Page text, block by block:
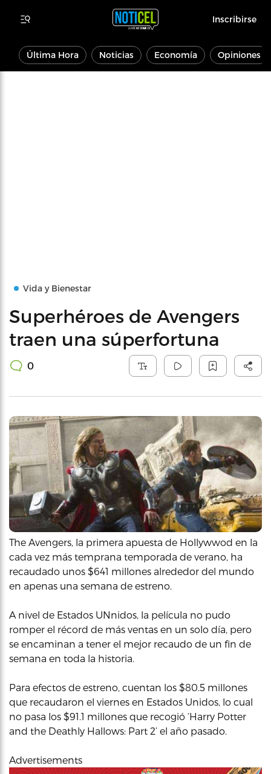
Inscribirse
Última Hora Noticias Economía Opiniones
Vida y Bienestar
Superhéroes de Avengers
traen una súperfortuna
0
The Avengers, la primera apuesta de Hollywwod en la
cada vez más temprana temporada de verano, ha
recaudado unos $641 millones alrededor del mundo
en apenas una semana de estreno.
A nivel de Estados UNnidos, la película no pudo
romper el récord de más ventas en un solo día, pero
se encaminan a tener el mejor recaudo de un fin de
semana en toda la historia.
Para efectos de estreno, cuentan los $80.5 millones
que recaudaron el viernes en Estados Unidos, lo cual
no pasa los $91.1 millones que recogió ‘Harry Potter
and the Deathly Hallows: Part 2’ el año pasado.
Advertisements